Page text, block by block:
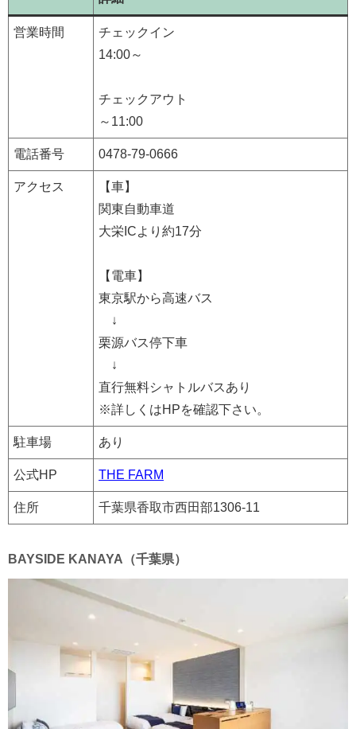
営業時間
チェックイン
14:00～
チェックアウト
～11:00
電話番号 0478-79-0666
アクセス
【車】
関東自動車道
大栄ICより約17分
【電車】
東京駅から高速バス
↓
栗源バス停下車
↓
直行無料シャトルバスあり
※詳しくはHPを確認下さい。
駐車場 あり
公式HP THE FARM
住所 千葉県香取市西田部1306-11
BAYSIDE KANAYA（千葉県）